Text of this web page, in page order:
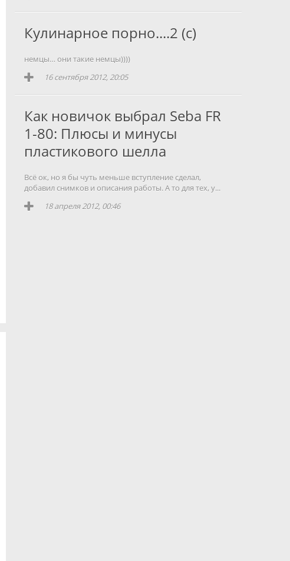
Кулинарное порно....2 (с)
немцы… они такие немцы))))
16 сентября 2012, 20:05
Как новичок выбрал Seba FR
1-80: Плюсы и минусы
пластикового шелла
Всё ок, но я бы чуть меньше вступление сделал,
добавил снимков и описания работы. А то для тех, у...
18 апреля 2012, 00:46